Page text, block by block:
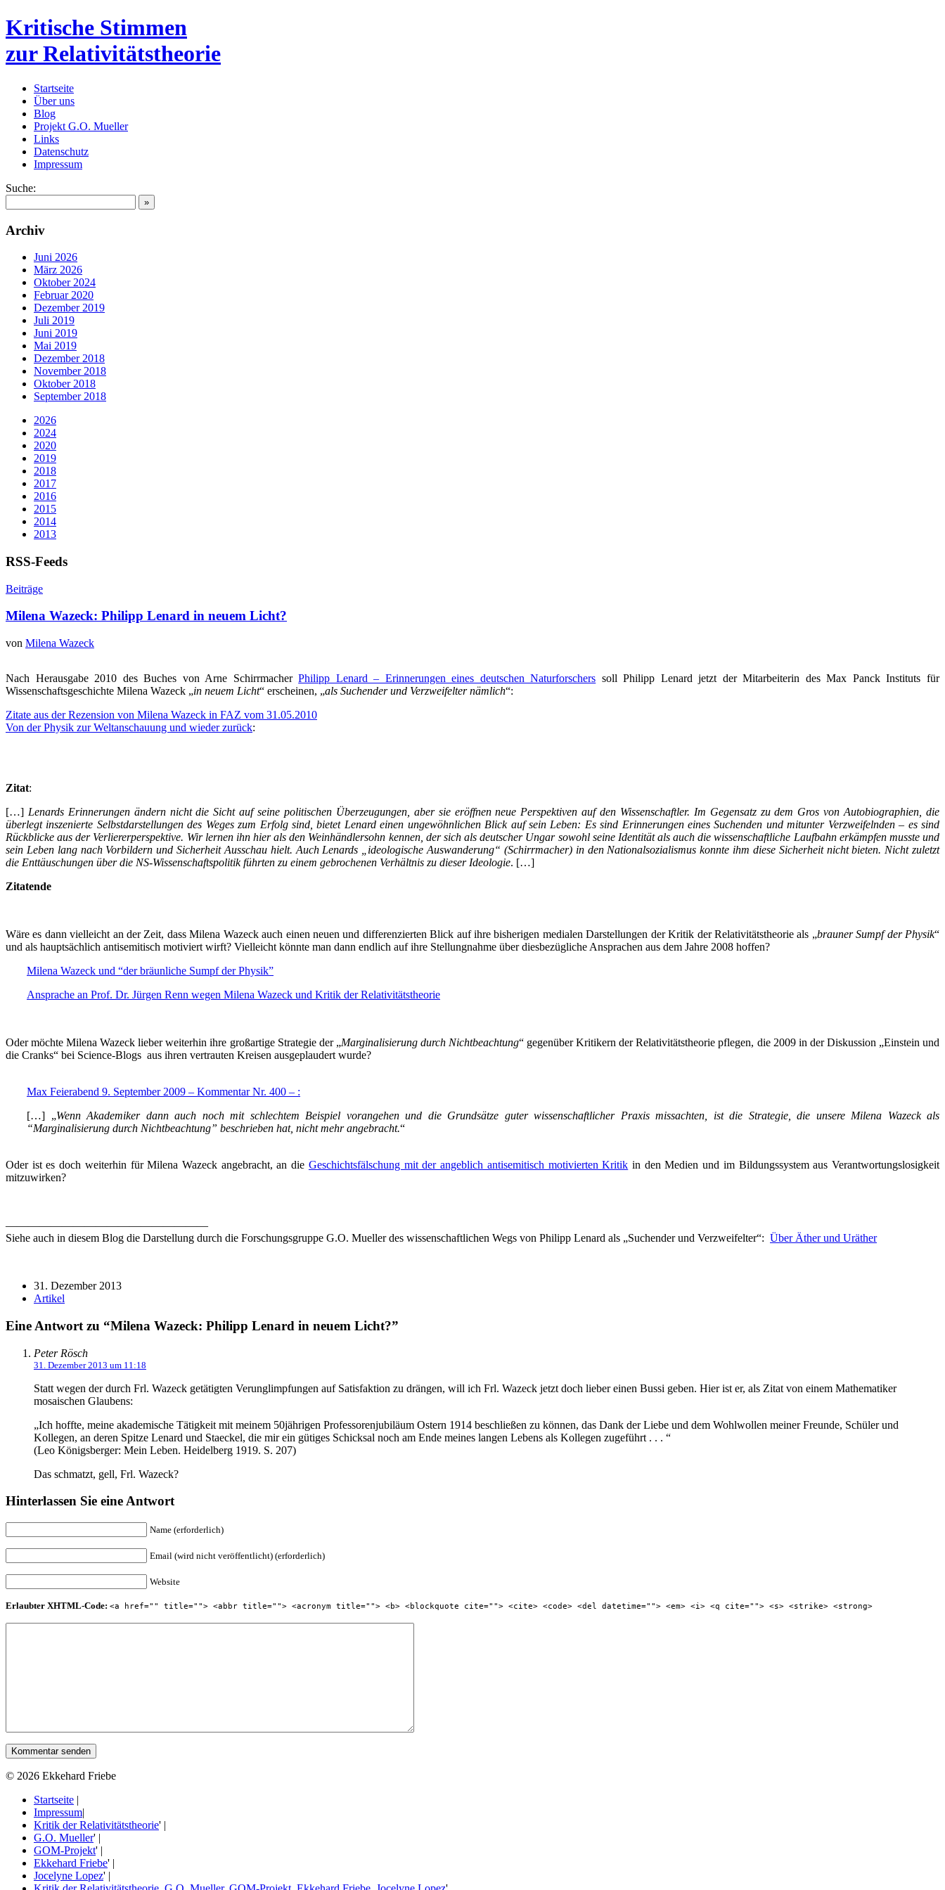
Kritische Stimmen
zurRelativitätstheorie
Startseite
Über uns
Blog
Projekt G.O. Mueller
Links
Datenschutz
Impressum
Suche:
Archiv
Juni 2026
März 2026
Oktober 2024
Februar 2020
Dezember 2019
Juli 2019
Juni 2019
Mai 2019
Dezember 2018
November 2018
Oktober 2018
September 2018
2026
2024
2020
2019
2018
2017
2016
2015
2014
2013
RSS-Feeds
Beiträge
Milena Wazeck: Philipp Lenard in neuem Licht?
von Milena Wazeck
Nach Herausgabe 2010 des Buches von Arne SchirrmacherPhilipp Lenard – Erinnerungen eines deutschen Naturforschers soll Philipp Lenard jetzt der Mitarbeiterin des Max Panck Instituts für
Wissenschaftsgeschichte Milena Wazeck „in neuem Licht“ erscheinen, „als Suchender und Verzweifelter nämlich“:
Zitate aus der Rezension von Milena Wazeck in FAZ vom 31.05.2010
Von der Physik zur Weltanschauung und wieder zurück:
Zitat:
[…] Lenards Erinnerungen ändern nicht die Sicht auf seine politischen Überzeugungen, aber sie eröffnen neue Perspektiven auf den Wissenschaftler. Im Gegensatz zu dem Gros von Autobiographien, die
überlegt inszenierte Selbstdarstellungen des Weges zum Erfolg sind, bietet Lenard einen ungewöhnlichen Blick auf sein Leben: Es sind Erinnerungen eines Suchenden und mitunter Verzweifelnden – es sind
Rückblicke aus der Verliererperspektive. Wir lernen ihn hier als den Weinhändlersohn kennen, der sich als deutscher Ungar sowohl seine Identität als auch die wissenschaftliche Laufbahn erkämpfen musste und
sein Leben lang nach Vorbildern und Sicherheit Ausschau hielt. Auch Lenards „ideologische Auswanderung“ (Schirrmacher) in den Nationalsozialismus konnte ihm diese Sicherheit nicht bieten. Nicht zuletzt
die Enttäuschungen über die NS-Wissenschaftspolitik führten zu einem gebrochenen Verhältnis zu dieser Ideologie. […]
Zitatende
Wäre es dann vielleicht an der Zeit, dass Milena Wazeck auch einen neuen und differenzierten Blick auf ihre bisherigen medialen Darstellungen der Kritik der Relativitätstheorie als „brauner Sumpf der Physik“
und als hauptsächlich antisemitisch motiviert wirft? Vielleicht könnte man dann endlich auf ihre Stellungnahme über diesbezügliche Ansprachen aus dem Jahre 2008 hoffen?
Milena Wazeck und “der bräunliche Sumpf der Physik”
Ansprache an Prof. Dr. Jürgen Renn wegen Milena Wazeck und Kritik der Relativitätstheorie
Oder möchte Milena Wazeck lieber weiterhin ihre großartige Strategie der „Marginalisierung durch Nichtbeachtung“ gegenüber Kritikern der Relativitätstheorie pflegen, die 2009 in der Diskussion „Einstein und
die Cranks“ bei Science-Blogs aus ihren vertrauten Kreisen ausgeplaudert wurde?
Max Feierabend 9. September 2009 – Kommentar Nr. 400 – :
[…] „Wenn Akademiker dann auch noch mit schlechtem Beispiel vorangehen und die Grundsätze guter wissenschaftlicher Praxis missachten, ist die Strategie, die unsere Milena Wazeck als
“Marginalisierung durch Nichtbeachtung” beschrieben hat, nicht mehr angebracht.“
Oder ist es doch weiterhin für Milena Wazeck angebracht, an die Geschichtsfälschung mit der angeblich antisemitisch motivierten Kritik in den Medien und im Bildungssystem aus Verantwortungslosigkeit
mitzuwirken?
——————————————————
Siehe auch in diesem Blog die Darstellung durch die Forschungsgruppe G.O. Mueller des wissenschaftlichen Wegs von Philipp Lenard als „Suchender und Verzweifelter“: Über Äther und Uräther
31. Dezember 2013
Artikel
Eine Antwort zu “Milena Wazeck: Philipp Lenard in neuem Licht?”
Peter Rösch
31. Dezember 2013 um 11:18
Statt wegen der durch Frl. Wazeck getätigten Verunglimpfungen auf Satisfaktion zu drängen, will ich Frl. Wazeck jetzt doch lieber einen Bussi geben. Hier ist er, als Zitat von einem Mathematiker
mosaischen Glaubens:
„Ich hoffte, meine akademische Tätigkeit mit meinem 50jährigen Professorenjubiläum Ostern 1914 beschließen zu können, das Dank der Liebe und dem Wohlwollen meiner Freunde, Schüler und
Kollegen, an deren Spitze Lenard und Staeckel, die mir ein gütiges Schicksal noch am Ende meines langen Lebens als Kollegen zugeführt . . . “
(Leo Königsberger: Mein Leben. Heidelberg 1919. S. 207)
Das schmatzt, gell, Frl. Wazeck?
Hinterlassen Sie eine Antwort
Name (erforderlich)
Email (wird nicht veröffentlicht) (erforderlich)
Website
Erlaubter XHTML-Code: <a href="" title=""> <abbr title=""> <acronym title=""> <b> <blockquote cite=""> <cite> <code> <del datetime=""> <em> <i> <q cite=""> <s> <strike> <strong>
© 2026 Ekkehard Friebe
Startseite |
Impressum|
Kritik der Relativitätstheorie' |
G.O. Mueller' |
GOM-Projekt' |
Ekkehard Friebe' |
Jocelyne Lopez' |